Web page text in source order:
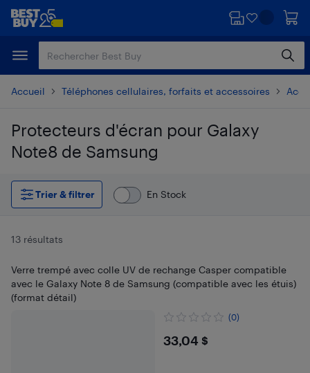
Passer
principal
Passer
Accueil Téléphones cellulaires, forfaits et accessoires
Protecteurs d'écran pour Galaxy
Note8 de Samsung
Passer aux résultats
Trier & filtrer
En Stock
13 résultats
Verre trempé avec colle UV de rechange Casper compatible
avec le Galaxy Note 8 de Samsung (compatible avec les étuis)
(format détail)
(0)
$33.04
33,04 $